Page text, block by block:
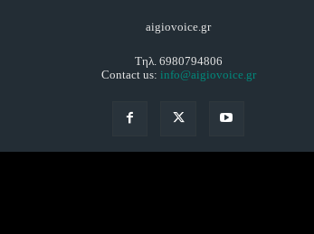
aigiovoice.gr
Τηλ. 6980794806
Contact us: info@aigiovoice.gr